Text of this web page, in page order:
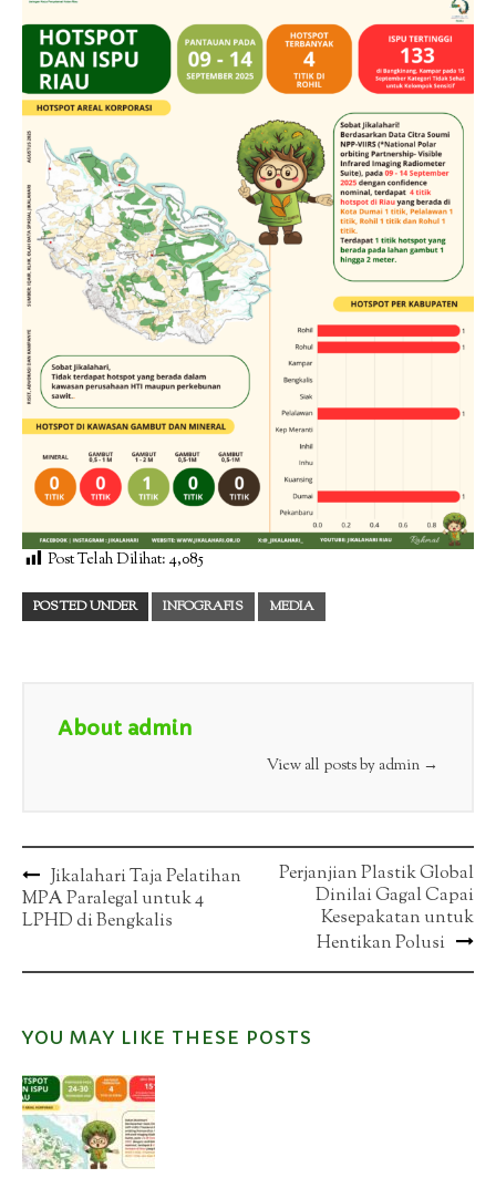
Post Telah Dilihat: 4,085
POSTED UNDER INFOGRAFIS MEDIA
About admin
View all posts by admin →
Post
navigation
Jikalahari Taja Pelatihan
MPA Paralegal untuk 4
LPHD di Bengkalis
Perjanjian Plastik Global
Dinilai Gagal Capai
Kesepakatan untuk
Hentikan Polusi
YOU MAY LIKE THESE POSTS